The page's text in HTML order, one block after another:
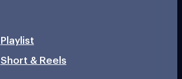
Playlist
Short & Reels